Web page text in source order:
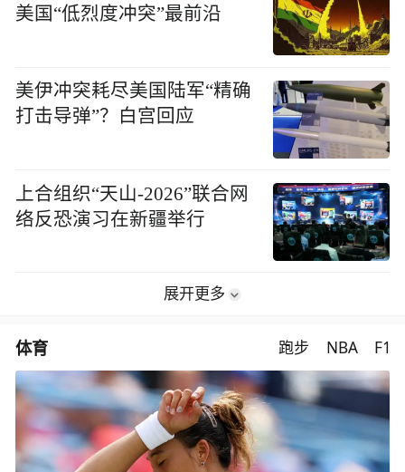
美国“低烈度冲突”最前沿
美伊冲突耗尽美国陆军“精确
打击导弹”？白宫回应
上合组织“天山-2026”联合网
络反恐演习在新疆举行
展开更多
体育 跑步 NBA F1